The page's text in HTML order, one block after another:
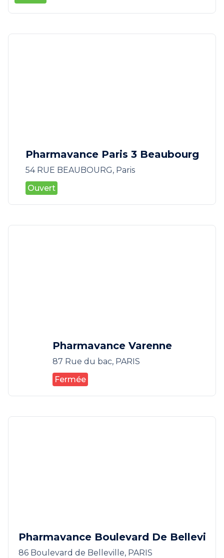
Pharmavance Paris 3 Beaubourg
54 RUE BEAUBOURG, Paris
Ouvert
Pharmavance Varenne
87 Rue du bac, PARIS
Fermée
Pharmavance Boulevard De Bellevi
86 Boulevard de Belleville, PARIS